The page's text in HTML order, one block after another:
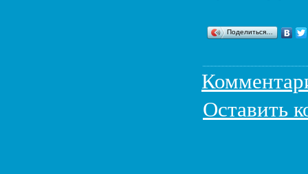
Поделиться…
Оставить